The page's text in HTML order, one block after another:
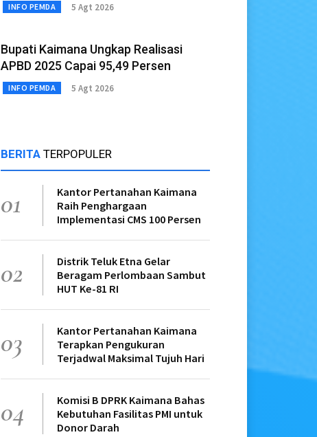
INFO PEMDA 5 Agt 2026
Bupati Kaimana Ungkap Realisasi
APBD 2025 Capai 95,49 Persen
INFO PEMDA 5 Agt 2026
BERITA TERPOPULER
01
Kantor Pertanahan Kaimana
Raih Penghargaan
Implementasi CMS 100 Persen
02
Distrik Teluk Etna Gelar
Beragam Perlombaan Sambut
HUT Ke-81 RI
03
Kantor Pertanahan Kaimana
Terapkan Pengukuran
Terjadwal Maksimal Tujuh Hari
04
Komisi B DPRK Kaimana Bahas
Kebutuhan Fasilitas PMI untuk
Donor Darah